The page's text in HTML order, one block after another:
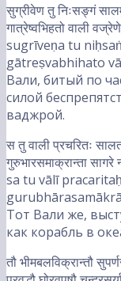
सुग्रीवेण तु निःसङ्गं
गात्रेष्वभिहतो वाली
sugrīveṇa tu
gātreṣvabhihato
Вали, битый по
силой
ваджрой.
स तु वाली प्रचरितः
गुरुभारसमाक्रान्ता
sa tu vālī
Тот Вали же,
как корабль в
तौ भीमबलविक्रान्तौ